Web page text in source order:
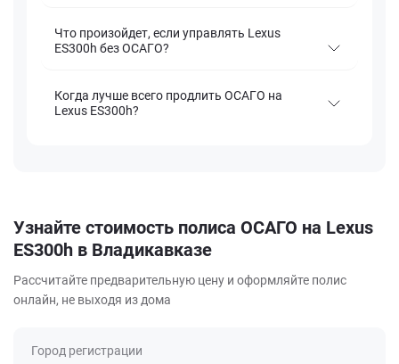
Что произойдет, если управлять Lexus
ES300h без ОСАГО?
Когда лучше всего продлить ОСАГО на
Lexus ES300h?
Узнайте стоимость полиса ОСАГО на Lexus
ES300h в Владикавказе
Рассчитайте предварительную цену и оформляйте полис
онлайн, не выходя из дома
Город регистрации